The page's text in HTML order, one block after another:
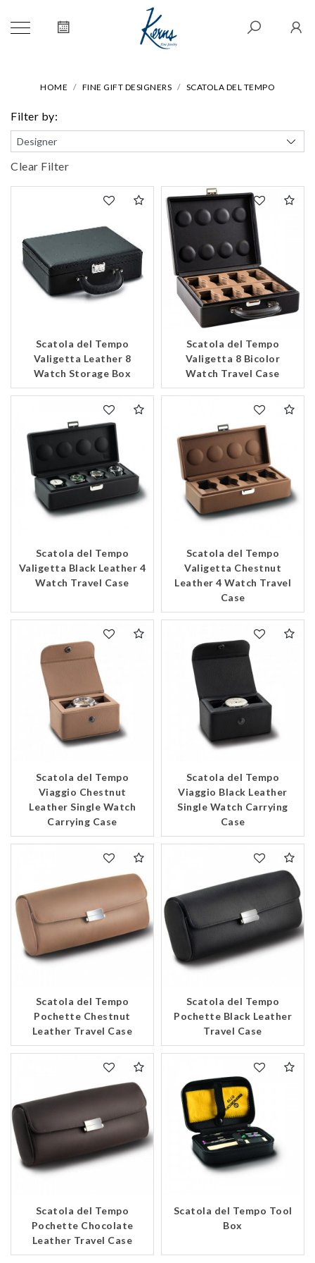
HOME FINE GIFT DESIGNERS SCATOLA DEL TEMPO
Filter by:
Clear Filter
Scatola del Tempo
Valigetta Leather 8
Watch Storage Box
Scatola del Tempo
Valigetta 8 Bicolor
Watch Travel Case
Scatola del Tempo
Valigetta Black Leather 4
Watch Travel Case
Scatola del Tempo
Valigetta Chestnut
Leather 4 Watch Travel
Case
Scatola del Tempo
Viaggio Chestnut
Leather Single Watch
Carrying Case
Scatola del Tempo
Viaggio Black Leather
Single Watch Carrying
Case
Scatola del Tempo
Pochette Chestnut
Leather Travel Case
Scatola del Tempo
Pochette Black Leather
Travel Case
Scatola del Tempo
Pochette Chocolate
Leather Travel Case
Scatola del Tempo Tool
Box
We value your privacy
Analytics and statistics